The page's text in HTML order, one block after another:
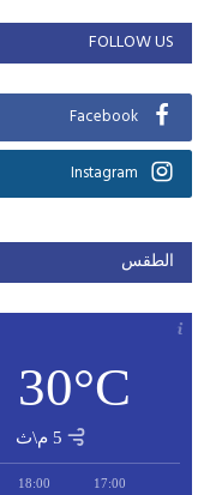
FOLLOW US
Facebook
Instagram
الطقس
30°C
5 م\ث
17:00
18:00